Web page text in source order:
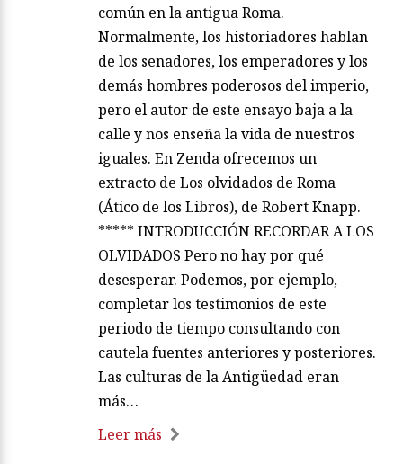
común en la antigua Roma.
Normalmente, los historiadores hablan
de los senadores, los emperadores y los
demás hombres poderosos del imperio,
pero el autor de este ensayo baja a la
calle y nos enseña la vida de nuestros
iguales. En Zenda ofrecemos un
extracto de Los olvidados de Roma
(Ático de los Libros), de Robert Knapp.
***** INTRODUCCIÓN RECORDAR A LOS
OLVIDADOS Pero no hay por qué
desesperar. Podemos, por ejemplo,
completar los testimonios de este
periodo de tiempo consultando con
cautela fuentes anteriores y posteriores.
Las culturas de la Antigüedad eran
más…
Leer más